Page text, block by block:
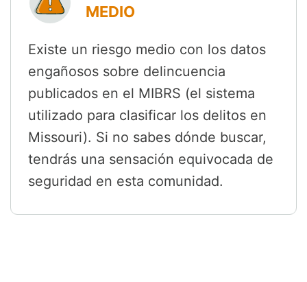
MEDIO
Existe un riesgo medio con los datos
engañosos sobre delincuencia
publicados en el MIBRS (el sistema
utilizado para clasificar los delitos en
Missouri). Si no sabes dónde buscar,
tendrás una sensación equivocada de
seguridad en esta comunidad.